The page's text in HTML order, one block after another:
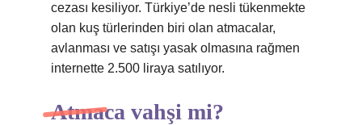
cezası kesiliyor. Türkiye’de nesli tükenmekte
olan kuş türlerinden biri olan atmacalar,
avlanması ve satışı yasak olmasına rağmen
internette 2.500 liraya satılıyor.
Atmaca vahşi mi?